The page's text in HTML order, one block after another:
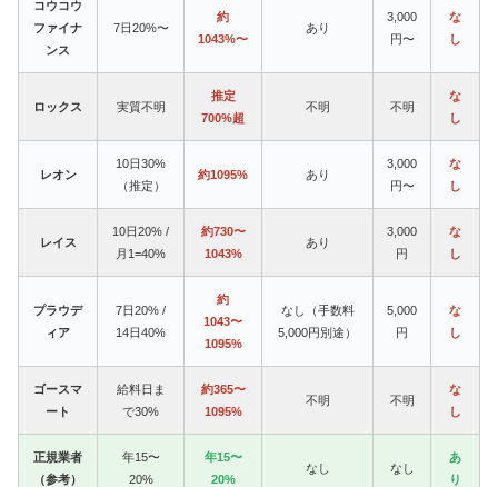
コウコウ
ファイナ
ンス
7日20%〜
約
1043%〜
あり
3,000
円〜
な
し
ロックス 実質不明
推定
700%超
不明 不明
な
し
レオン
10日30%
（推定）
約1095% あり
3,000
円〜
な
し
レイス
10日20% /
月1=40%
約730〜
1043%
あり
3,000
円
な
し
プラウデ
ィア
7日20% /
14日40%
約
1043〜
1095%
なし（手数料
5,000円別途）
5,000
円
な
し
ゴースマ
ート
給料日ま
で30%
約365〜
1095%
不明 不明
な
し
正規業者
（参考）
年15〜
20%
年15〜
20%
なし なし
あ
り